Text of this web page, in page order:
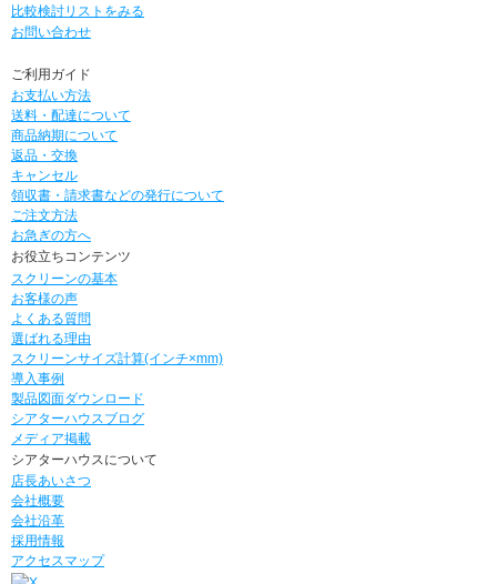
比較検討リストをみる
お問い合わせ
ご利用ガイド
お支払い方法
送料・配達について
商品納期について
返品・交換
キャンセル
領収書・請求書などの発行について
ご注文方法
お急ぎの方へ
お役立ちコンテンツ
スクリーンの基本
お客様の声
よくある質問
選ばれる理由
スクリーンサイズ計算(インチ×mm)
導入事例
製品図面ダウンロード
シアターハウスブログ
メディア掲載
シアターハウスについて
店長あいさつ
会社概要
会社沿革
採用情報
アクセスマップ